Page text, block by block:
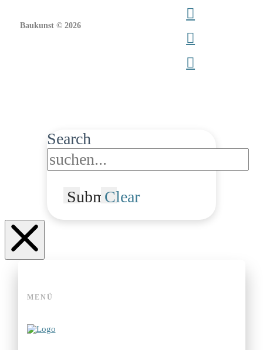
Baukunst © 2026
Search
SubmitClear
MENÜ